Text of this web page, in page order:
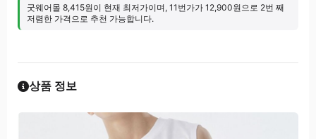
굿웨어몰 8,415원이 현재 최저가이며, 11번가가 12,900원으로 2번 째
저렴한 가격으로 추천 가능합니다.
상품 정보